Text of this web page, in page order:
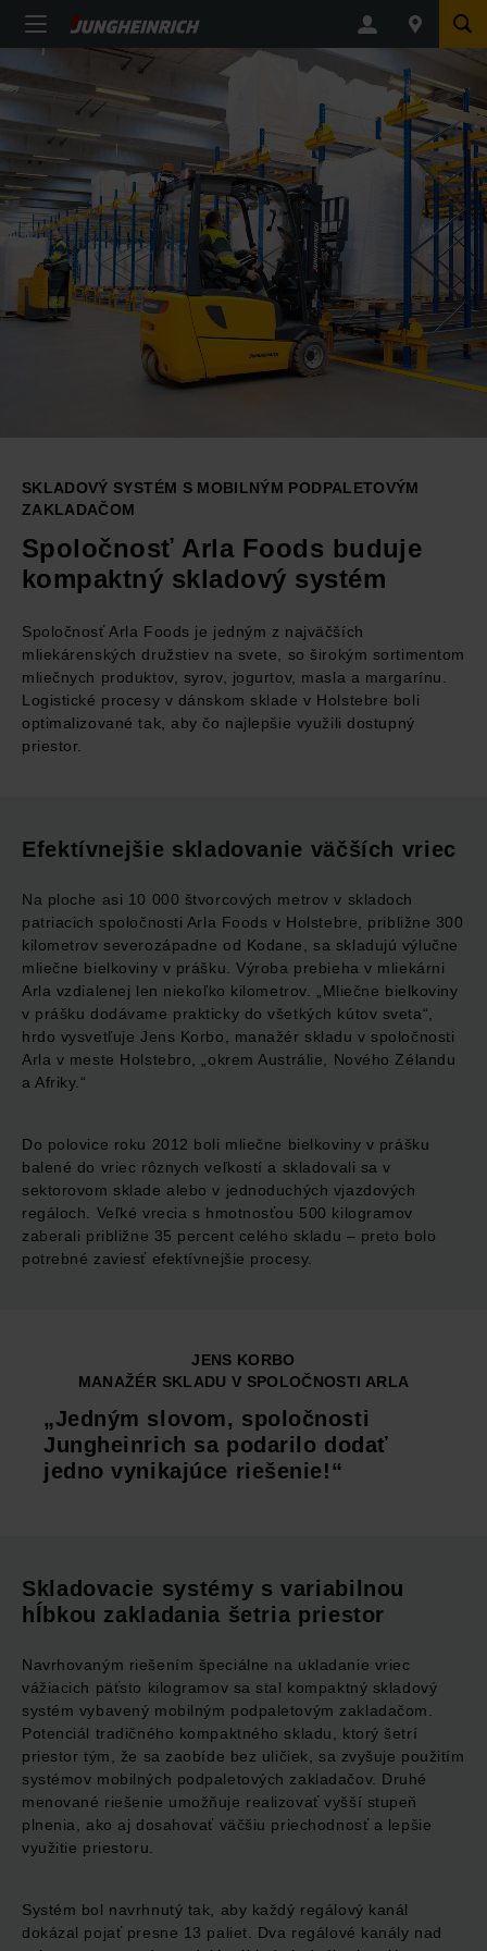
SKLADOVÝ SYSTÉM S MOBILNÝM PODPALETOVÝM
ZAKLADAČOM
Spoločnosť Arla Foods buduje
kompaktný skladový systém
Spoločnosť Arla Foods je jedným z najväčších
mliekárenských družstiev na svete, so širokým sortimentom
mliečnych produktov, syrov, jogurtov, masla a margarínu.
Logistické procesy v dánskom sklade v Holstebre boli
optimalizované tak, aby čo najlepšie využili dostupný
priestor.
Efektívnejšie skladovanie väčších vriec
Na ploche asi 10 000 štvorcových metrov v skladoch
patriacich spoločnosti Arla Foods v Holstebre, približne 300
kilometrov severozápadne od Kodane, sa skladujú výlučne
mliečne bielkoviny v prášku. Výroba prebieha v mliekárni
Arla vzdialenej len niekoľko kilometrov. „Mliečne bielkoviny
v prášku dodávame prakticky do všetkých kútov sveta“,
hrdo vysvetľuje Jens Korbo, manažér skladu v spoločnosti
Arla v meste Holstebro, „okrem Austrálie, Nového Zélandu
a Afriky.“
Do polovice roku 2012 boli mliečne bielkoviny v prášku
balené do vriec rôznych veľkostí a skladovali sa v
sektorovom sklade alebo v jednoduchých vjazdových
regáloch. Veľké vrecia s hmotnosťou 500 kilogramov
zaberali približne 35 percent celého skladu – preto bolo
potrebné zaviesť efektívnejšie procesy.
JENS KORBO
MANAŽÉR SKLADU V SPOLOČNOSTI ARLA
„Jedným slovom, spoločnosti
Jungheinrich sa podarilo dodať
jedno vynikajúce riešenie!“
Skladovacie systémy s variabilnou
hĺbkou zakladania šetria priestor
Navrhovaným riešením špeciálne na ukladanie vriec
vážiacich päťsto kilogramov sa stal kompaktný skladový
systém vybavený mobilným podpaletovým zakladačom.
Potenciál tradičného kompaktného skladu, ktorý šetrí
priestor tým, že sa zaobíde bez uličiek, sa zvyšuje použitím
systémov mobilných podpaletových zakladačov. Druhé
menované riešenie umožňuje realizovať vyšší stupeň
plnenia, ako aj dosahovať väčšiu priechodnosť a lepšie
využitie priestoru.
Systém bol navrhnutý tak, aby každý regálový kanál
dokázal pojať presne 13 paliet. Dva regálové kanály nad